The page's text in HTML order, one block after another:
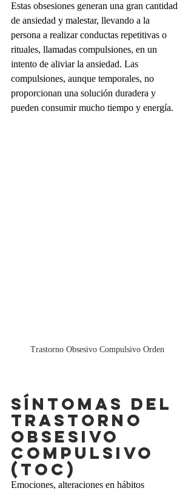
Estas obsesiones generan una gran cantidad
de ansiedad y malestar, llevando a la
persona a realizar conductas repetitivas o
rituales, llamadas compulsiones, en un
intento de aliviar la ansiedad. Las
compulsiones, aunque temporales, no
proporcionan una solución duradera y
pueden consumir mucho tiempo y energía.
Trastorno Obsesivo Compulsivo Orden
SÍNTOMAS DEL
Trastorno
obsesivo
compulsivo
(TOC)
Emociones, alteraciones en hábitos